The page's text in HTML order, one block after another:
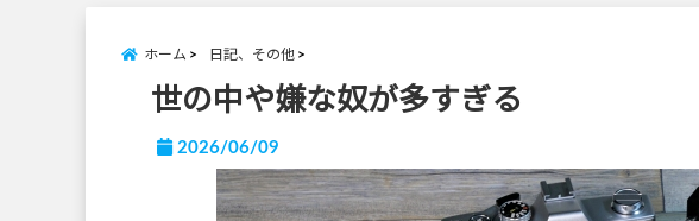
ホーム 日記、その他
世の中や嫌な奴が多すぎる
2026/06/09